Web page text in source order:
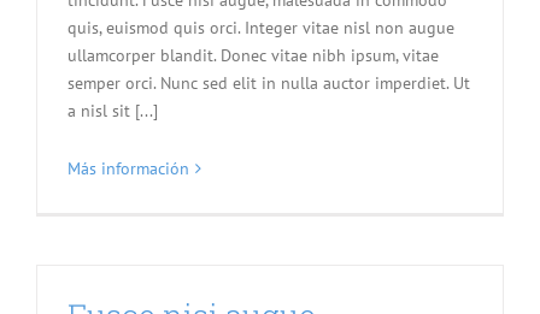
quis, euismod quis orci. Integer vitae nisl non augue
ullamcorper blandit. Donec vitae nibh ipsum, vitae
semper orci. Nunc sed elit in nulla auctor imperdiet. Ut
a nisl sit [...]
Más información